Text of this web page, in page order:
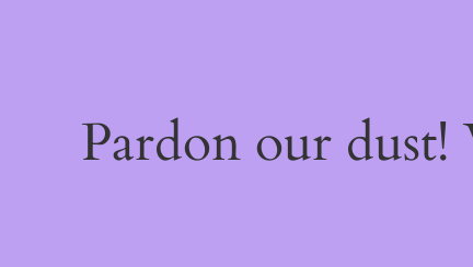
Pardon our